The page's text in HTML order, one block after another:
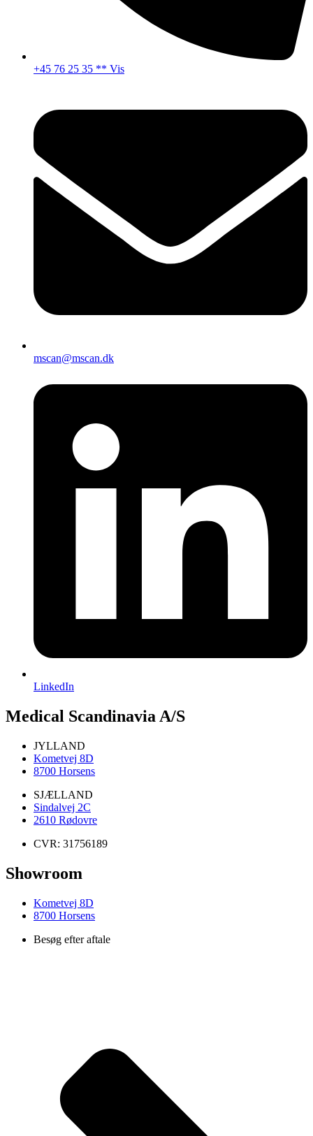
+45 76 25 35 ** Vis
mscan@mscan.dk
LinkedIn
Medical Scandinavia A/S
JYLLAND
Kometvej 8D
8700 Horsens
SJÆLLAND
Sindalvej 2C
2610 Rødovre
CVR: 31756189
Showroom
Kometvej 8D
8700 Horsens
Besøg efter aftale